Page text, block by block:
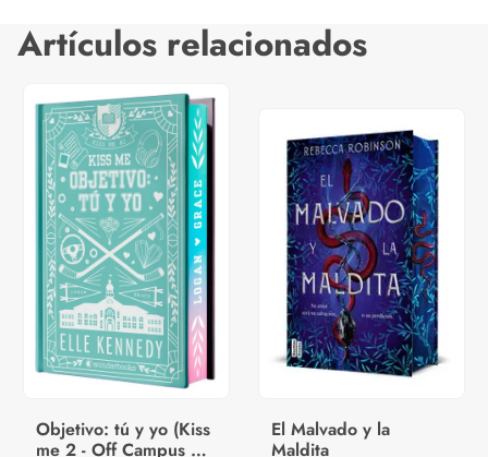
Artículos relacionados
Objetivo: tú y yo (Kiss
me 2 - Off Campus 2) -
El Malvado y la
Maldita